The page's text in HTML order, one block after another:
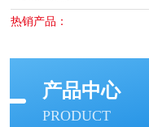
热销产品：
产品中心
PRODUCT